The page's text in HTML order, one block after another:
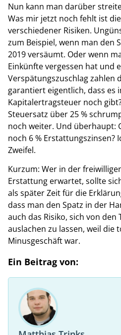
Nun kann man darüber
Was mir jetzt noch fehlt ist
verschiedener Risiken.
zum Beispiel, wenn man den
2019 versäumt. Oder wenn
Einkünfte vergessen hat und
Verspätungszuschlag zahlen
garantiert eigentlich, dass es
Kapitalertragsteuer noch
Steuersatz über 25 %
noch weiter. Und überhaupt:
noch 6 % Erstattungszinsen?
Zweifel.
Kurzum: Wer in der
Erstattung erwartet, sollte
als später Zeit für die
dass man den Spatz in der
auch das Risiko, sich von den
auslachen zu lassen, weil die
Minusgeschäft war.
Ein Beitrag von: